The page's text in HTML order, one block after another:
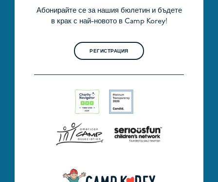
Абонирайте се за нашия бюлетин и бъдете
в крак с най-новото в Camp Korey!
РЕГИСТРАЦИЯ